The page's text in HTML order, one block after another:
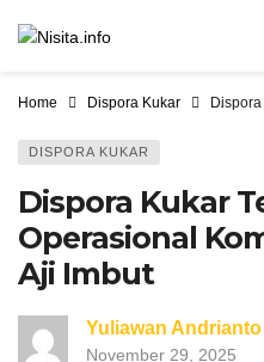
Home Dispora Kukar
DISPORA KUKAR
Dispora Kukar
Operasional
Aji Imbut
Yuliawan Andrianto
November 29, 2025